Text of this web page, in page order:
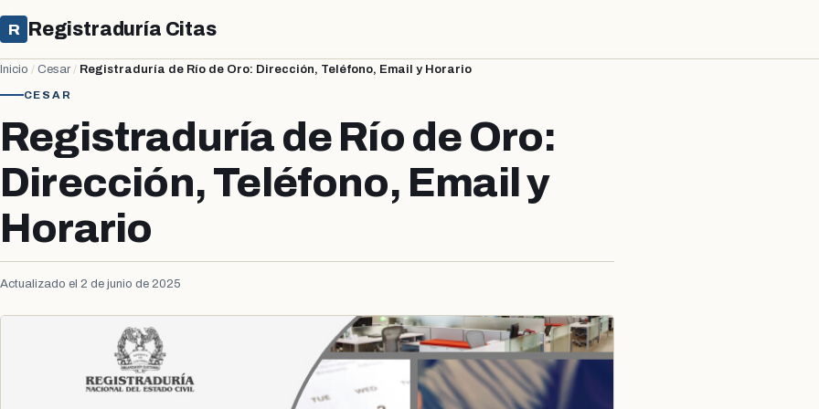
R Registraduría Citas
Inicio / Cesar / Registraduría de Río de Oro: Dirección, Teléfono, Email y Horario
CESAR
Registraduría de Río de Oro:
Dirección, Teléfono, Email y
Horario
Actualizado el 2 de junio de 2025